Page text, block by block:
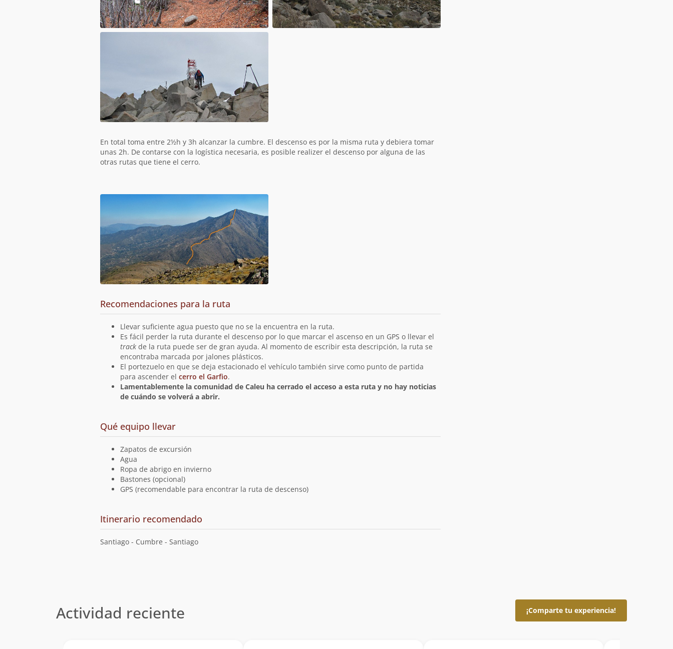
En total toma entre 2½h y 3h alcanzar la cumbre. El descenso es por la misma ruta y debiera tomar
unas 2h. De contarse con la logística necesaria, es posible realizer el descenso por alguna de las
otras rutas que tiene el cerro.
Recomendaciones para la ruta
Llevar suficiente agua puesto que no se la encuentra en la ruta.
Es fácil perder la ruta durante el descenso por lo que marcar el ascenso en un GPS o llevar el
trackde la ruta puede ser de gran ayuda. Al momento de escribir esta descripción, la ruta se
encontraba marcada por jalones plásticos.
El portezuelo en que se deja estacionado el vehículo también sirve como punto de partida
para ascender el cerro el Garfio.
Lamentablemente la comunidad de Caleu ha cerrado el acceso a esta ruta y no hay noticias
de cuándo se volverá a abrir.
Qué equipo llevar
Zapatos de excursión
Agua
Ropa de abrigo en invierno
Bastones (opcional)
GPS (recomendable para encontrar la ruta de descenso)
Cuál
es
el
Itinerario recomendado
Santiago - Cumbre - Santiago
Actividad reciente ¡Comparte tu experiencia!